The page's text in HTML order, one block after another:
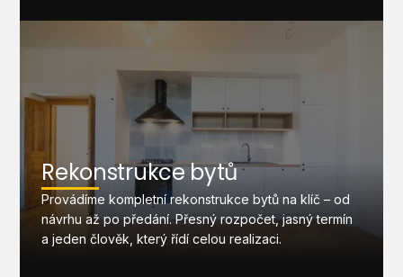
Rekonstrukce bytů
Provádíme kompletní rekonstrukce bytů na klíč – od
návrhu až po předání. Přesný rozpočet, jasný termín
a jeden člověk, který řídí celou realizaci.